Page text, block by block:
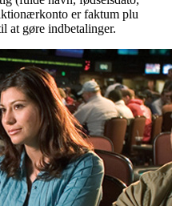
er faktum plu
at gøre indbetalinger.